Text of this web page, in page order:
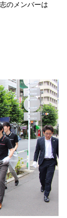
のメンバーは